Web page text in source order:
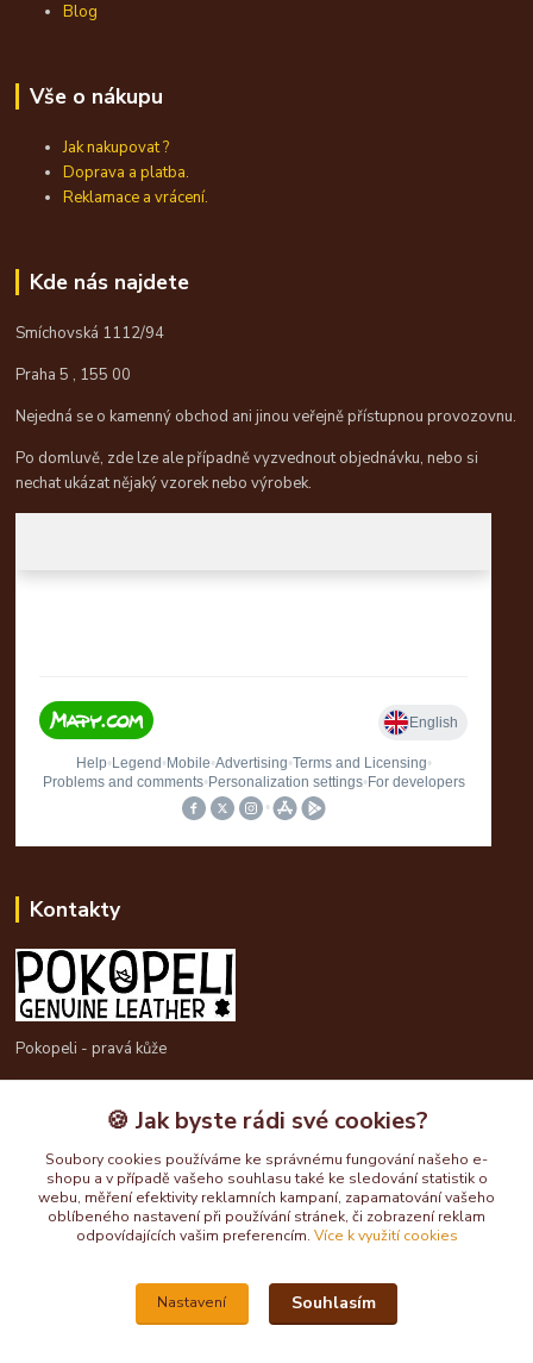
Blog
Vše o nákupu
Jak nakupovat ?
Doprava a platba.
Reklamace a vrácení.
Kde nás najdete
Smíchovská 1112/94
Praha 5 , 155 00
Nejedná se o kamenný obchod ani jinou veřejně přístupnou provozovnu.
Po domluvě, zde lze ale případně vyzvednout objednávku, nebo si
nechat ukázat nějaký vzorek nebo výrobek.
Kontakty
Pokopeli - pravá kůže
725613211
pokopeli@centrum.cz
Upravit sběr cookies.
🍪 Jak byste rádi své cookies?
Soubory cookies používáme ke správnému fungování našeho e-
shopu a v případě vašeho souhlasu také ke sledování statistik o
webu, měření efektivity reklamních kampaní, zapamatování vašeho
oblíbeného nastavení při používání stránek, či zobrazení reklam
odpovídajících vašim preferencím. Více k využití cookies
Nastavení Souhlasím